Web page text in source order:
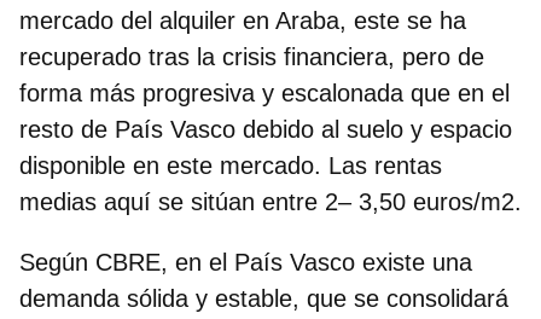
mercado del alquiler en Araba, este se ha
recuperado tras la crisis financiera, pero de
forma más progresiva y escalonada que en el
resto de País Vasco debido al suelo y espacio
disponible en este mercado. Las rentas
medias aquí se sitúan entre 2– 3,50 euros/m2.
Según CBRE, en el País Vasco existe una
demanda sólida y estable, que se consolidará